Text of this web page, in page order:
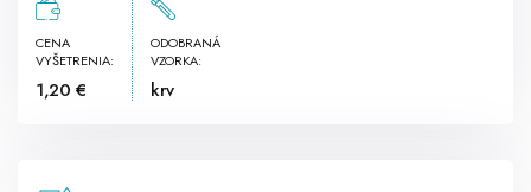
CENA
VYŠETRENIA:
1,20 €
ODOBRANÁ
VZORKA:
krv